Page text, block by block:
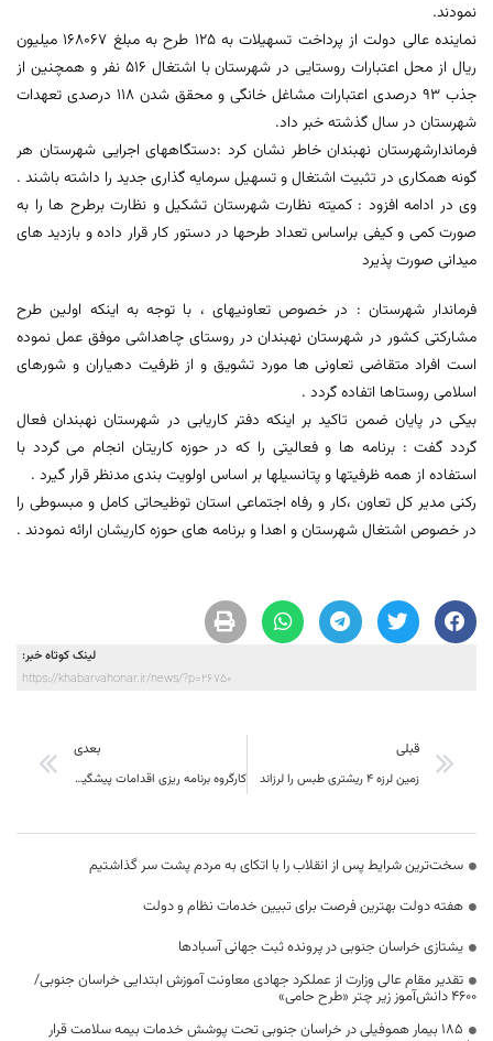
نمودند.
نماینده عالی دولت از پرداخت تسهیلات به ۱۲۵ طرح به مبلغ ۱۶۸۰۶۷ میلیون
ریال از محل اعتبارات روستایی در شهرستان با اشتغال ۵۱۶ نفر و همچنین از
جذب ۹۳ درصدی اعتبارات مشاغل خانگی و محقق شدن ۱۱۸ درصدی تعهدات
شهرستان در سال گذشته خبر داد.
فرماندارشهرستان نهبندان خاطر نشان کرد :دستگاههای اجرایی شهرستان هر
گونه همکاری در تثبیت اشتغال و تسهیل سرمایه گذاری جدید را داشته باشند .
وی در ادامه افزود : کمیته نظارت شهرستان تشکیل و نظارت برطرح ها را به
صورت کمی و کیفی براساس تعداد طرحها در دستور کار قرار داده و بازدید های
میدانی صورت پذیرد
فرماندار شهرستان : در خصوص تعاونیهای ، با توجه به اینکه اولین طرح
مشارکتی کشور در شهرستان نهبندان در روستای چاهداشی موفق عمل نموده
است افراد متقاضی تعاونی ها مورد تشویق و از ظرفیت دهیاران و شورهای
اسلامی روستاها اتفاده گردد .
بیکی در پایان ضمن تاکید بر اینکه دفتر کاریابی در شهرستان نهبندان فعال
گردد گفت : برنامه ها و فعالیتی را که در حوزه کاریتان انجام می گردد با
استفاده از همه ظرفیتها و پتانسیلها بر اساس اولویت بندی مدنظر قرار گیرد .
رکنی مدیر کل تعاون ،کار و رفاه اجتماعی استان توظیحاتی کامل و مبسوطی را
در خصوص اشتغال شهرستان و اهدا و برنامه های حوزه کاریشان ارائه نمودند .
لینک کوتاه خبر:
https://khabarvahonar.ir/news/?p=26750
قبلی
زمین لرزه ۴ ریشتری طبس را لرزاند
بعدی
کارگروه برنامه ریزی اقدامات پیشگیرانه و اطفای حریق در مراتع و جنگلهای استان برگزار گرديد
سخت‌ترین شرایط پس از انقلاب را با اتکای به مردم پشت سر گذاشتیم
هفته دولت بهترین فرصت برای تبیین خدمات نظام و دولت
یشتازی خراسان جنوبی در پرونده ثبت جهانی آسبادها
تقدیر مقام عالی وزارت از عملکرد جهادی معاونت آموزش ابتدایی خراسان جنوبی/
۴۶۰۰ دانش‌آموز زیر چتر «طرح حامی»
۱۸۵ بیمار هموفیلی در خراسان جنوبی تحت پوشش خدمات بیمه سلامت قرار